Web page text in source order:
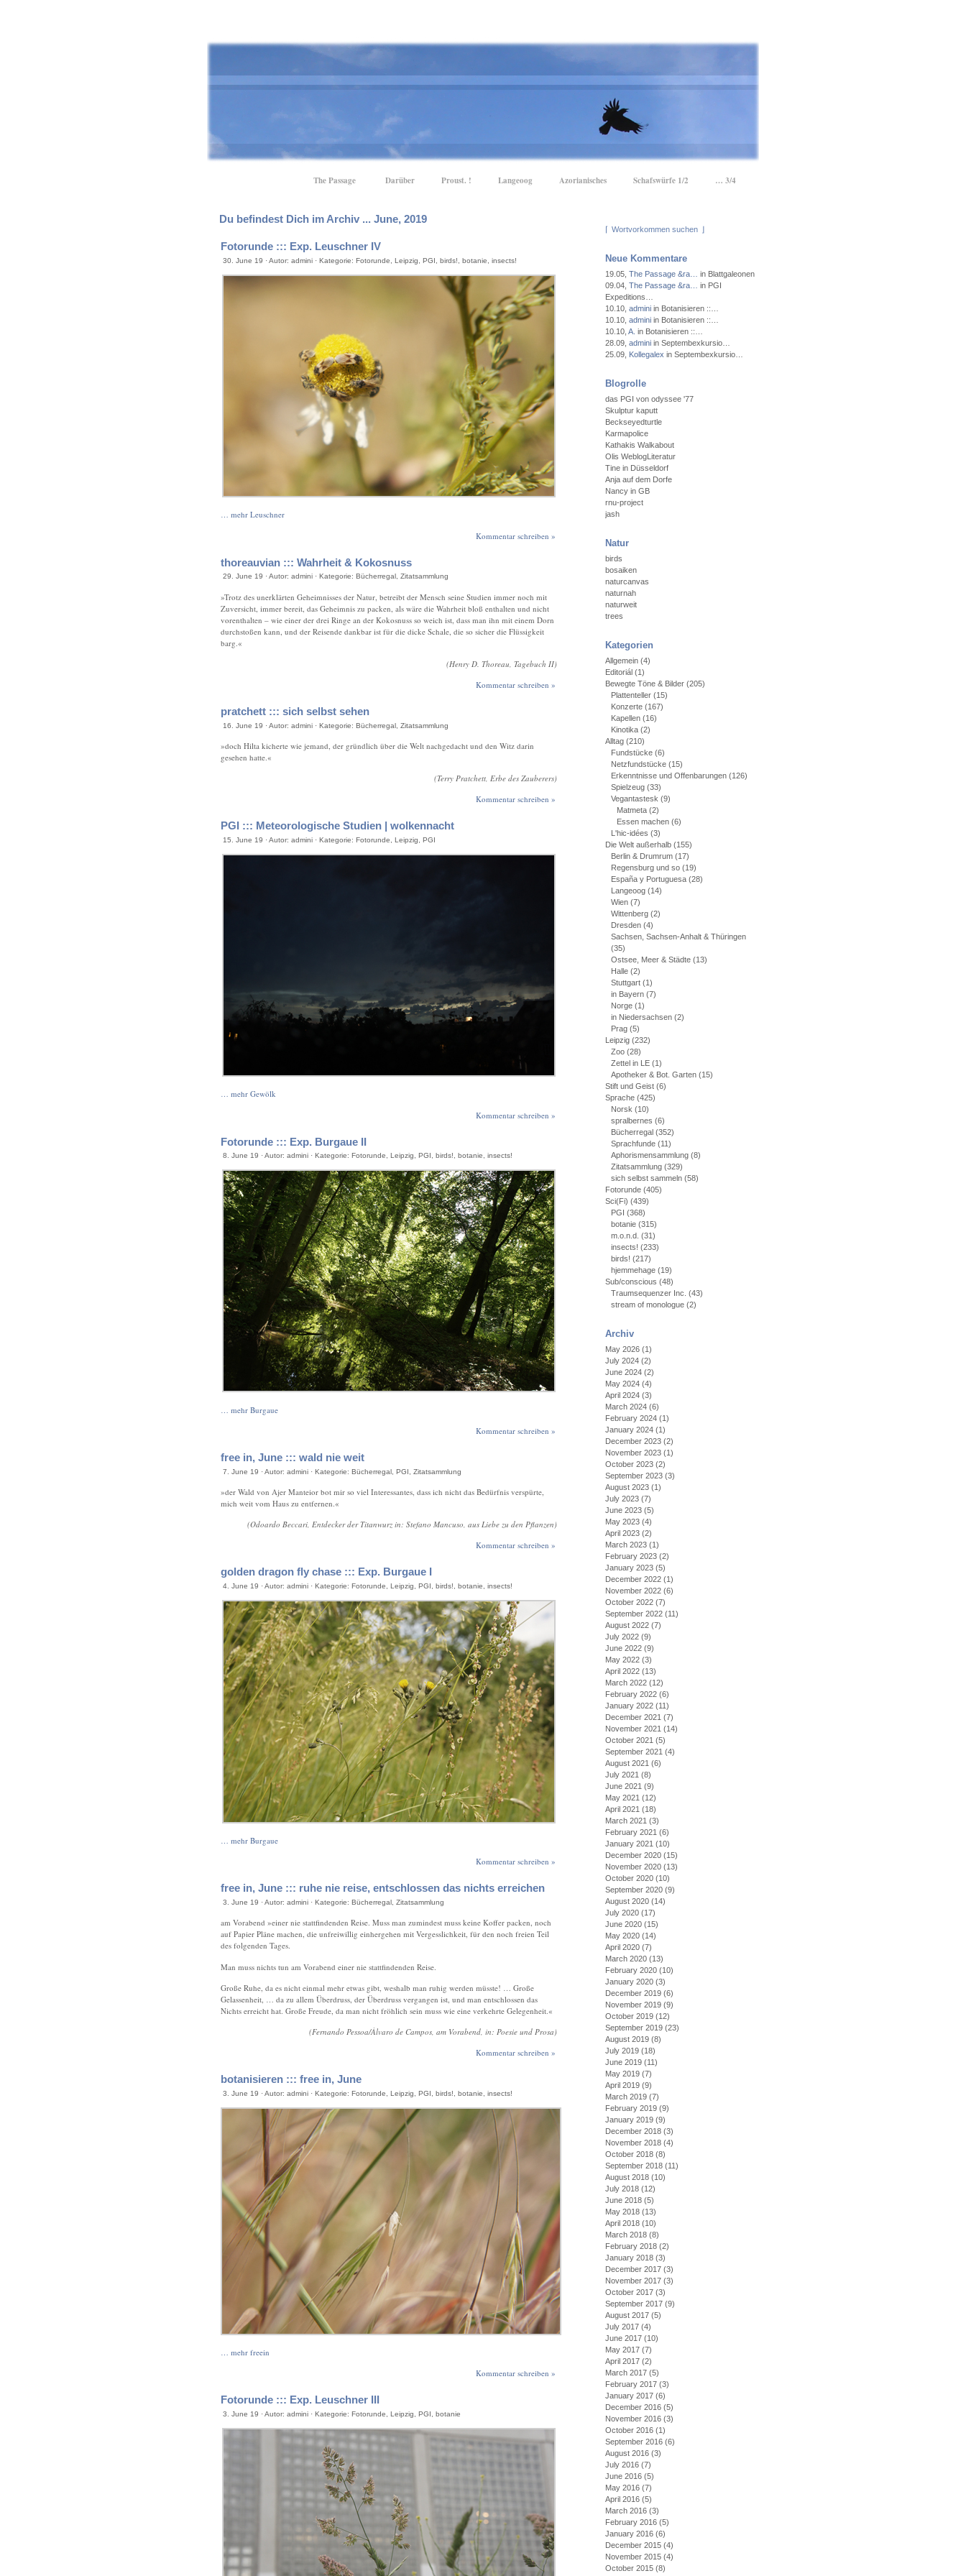
The Passage Darüber Proust. ! Langeoog Azorianisches Schafswürfe 1/2 … 3/4
Du befindest Dich im Archiv ... June, 2019
Fotorunde ::: Exp. Leuschner IV
30. June 19 · Autor: admini · Kategorie: Fotorunde, Leipzig, PGI, birds!, botanie, insects!
… mehr Leuschner
Kommentar schreiben »
thoreauvian ::: Wahrheit & Kokosnuss
29. June 19 · Autor: admini · Kategorie: Bücherregal , Zitatsammlung
»Trotz des unerklärten Geheimnisses der Natur, betreibt der Mensch seine Studien immer noch mit
Zuversicht, immer bereit, das Geheimnis zu packen, als wäre die Wahrheit bloß enthalten und nicht
vorenthalten – wie einer der drei Ringe an der Kokosnuss so weich ist, dass man ihn mit einem Dorn
durchstoßen kann, und der Reisende dankbar ist für die dicke Schale, die so sicher die Flüssigkeit
barg.«
(Henry D. Thoreau, Tagebuch II)
Kommentar schreiben »
pratchett ::: sich selbst sehen
16. June 19 · Autor: admini · Kategorie: Bücherregal Zitatsammlung
»doch Hilta kicherte wie jemand, der gründlich über die Welt nachgedacht und den Witz darin
gesehen hatte.«
(Terry Pratchett, Erbe des Zauberers)
Kommentar schreiben »
PGI ::: Meteorologische Studien | wolkennacht
15. June 19 · Autor: admini · Kategorie: Fotorunde, Leipzig, PGI
… mehr Gewölk
Kommentar schreiben »
Fotorunde ::: Exp. Burgaue II
8. June 19 · Autor: admini · Kategorie: Fotorunde, Leipzig, PGI , birds!, botanie, insects!
… mehr Burgaue
Kommentar schreiben »
free in, June ::: wald nie weit
7. June 19 · Autor: admini · Kategorie: Bücherregal PGI Zitatsammlung
»der Wald von Ajer Manteior bot mir so viel Interessantes, dass ich nicht das Bedürfnis verspürte,
mich weit vom Haus zu entfernen.«
(Odoardo Beccari, Entdecker der Titanwurz in: Stefano Mancuso, aus Liebe zu den Pflanzen)
Kommentar schreiben »
golden dragon fly chase ::: Exp. Burgaue I
4. June 19 · Autor: admini · Kategorie: Fotorunde Leipzig PGI birds! botanie insects!
… mehr Burgaue
Kommentar schreiben »
free in, June ::: ruhe nie reise, entschlossen das nichts erreichen
3. June 19 · Autor: admini · Kategorie: Bücherregal Zitatsammlung
am Vorabend »einer nie stattfindenden Reise. Muss man zumindest muss keine Koffer packen, noch
auf Papier Pläne machen, die unfreiwillig einhergehen mit Vergesslichkeit, für den noch freien Teil
des folgenden Tages.
Man muss nichts tun am Vorabend einer nie stattfindenden Reise.
Große Ruhe, da es nicht einmal mehr etwas gibt, weshalb man ruhig werden müsste! … Große
Gelassenheit, … da zu allem Überdruss, der Überdruss vergangen ist, und man entschlossen das
Nichts erreicht hat. Große Freude, da man nicht fröhlich sein muss wie eine verkehrte Gelegenheit.«
(Fernando Pessoa/Àlvaro de Campos, am Vorabend, in: Poesie und Prosa)
Kommentar schreiben »
botanisieren ::: free in, June
3. June 19 · Autor: admini · Kategorie: Fotorunde Leipzig PGI birds! botanie insects!
… mehr freein
Kommentar schreiben »
Fotorunde ::: Exp. Leuschner III
3. June 19 · Autor: admini · Kategorie: Fotorunde Leipzig PGI botanie
⌈ ⌋
Neue Kommentare
19.05 The Passage &ra…
in Blattgaleonen
09.04 The Passage &ra…
in PGI
Expeditions…
10.10 admini in Botanisieren ::…
10.10 admini in Botanisieren ::…
10.10 A. in Botanisieren ::…
28.09 admini in Septembexkursio…
25.09 Kollegalex in Septembexkursio…
Blogrolle
das PGI von odyssee '77
Skulptur kaputt
Beckseyedturtle
Karmapolice
Kathakis Walkabout
Olis WeblogLiteratur
Tine in Düsseldorf
Anja auf dem Dorfe
Nancy in GB
rnu-project
jash
Natur
birds
bosaiken
naturcanvas
naturnah
naturweit
trees
Kategorien
Allgemein (4)
Editoriál (1)
Bewegte Töne & Bilder (205)
Plattenteller (15)
Konzerte (167)
Kapellen (16)
Kinotika (2)
Alltag (210)
Fundstücke (6)
Netzfundstücke (15)
Erkenntnisse und Offenbarungen (126)
Spielzeug (33)
Vegantastesk (9)
Matmeta (2)
Essen machen (6)
L'hic-idées (3)
Die Welt außerhalb (155)
Berlin & Drumrum (17)
Regensburg und so (19)
España y Portuguesa (28)
Langeoog (14)
Wien (7)
Wittenberg (2)
Dresden (4)
Sachsen, Sachsen-Anhalt & Thüringen
(35)
Ostsee, Meer & Städte (13)
Halle (2)
Stuttgart (1)
in Bayern (7)
Norge (1)
in Niedersachsen (2)
Prag (5)
Leipzig (232)
Zoo (28)
Zettel in LE (1)
Apotheker & Bot. Garten (15)
Stift und Geist (6)
Sprache (425)
Norsk (10)
spralbernes (6)
Bücherregal (352)
Sprachfunde (11)
Aphorismensammlung (8)
Zitatsammlung (329)
sich selbst sammeln (58)
Fotorunde (405)
Sci(Fi) (439)
PGI (368)
botanie (315)
m.o.n.d. (31)
insects! (233)
birds! (217)
hjemmehage (19)
Sub/conscious (48)
Traumsequenzer Inc. (43)
stream of monologue (2)
Archiv
May 2026 (1)
July 2024 (2)
June 2024 (2)
May 2024 (4)
April 2024 (3)
March 2024 (6)
February 2024 (1)
January 2024 (1)
December 2023 (2)
November 2023 (1)
October 2023 (2)
September 2023 (3)
August 2023 (1)
July 2023 (7)
June 2023 (5)
May 2023 (4)
April 2023 (2)
March 2023 (1)
February 2023 (2)
January 2023 (5)
December 2022 (1)
November 2022 (6)
October 2022 (7)
September 2022 (11)
August 2022 (7)
July 2022 (9)
June 2022 (9)
May 2022 (3)
April 2022 (13)
March 2022 (12)
February 2022 (6)
January 2022 (11)
December 2021 (7)
November 2021 (14)
October 2021 (5)
September 2021 (4)
August 2021 (6)
July 2021 (8)
June 2021 (9)
May 2021 (12)
April 2021 (18)
March 2021 (3)
February 2021 (6)
January 2021 (10)
December 2020 (15)
November 2020 (13)
October 2020 (10)
September 2020 (9)
August 2020 (14)
July 2020 (17)
June 2020 (15)
May 2020 (14)
April 2020 (7)
March 2020 (13)
February 2020 (10)
January 2020 (3)
December 2019 (6)
November 2019 (9)
October 2019 (12)
September 2019 (23)
August 2019 (8)
July 2019 (18)
June 2019 (11)
May 2019 (7)
April 2019 (9)
March 2019 (7)
February 2019 (9)
January 2019 (9)
December 2018 (3)
November 2018 (4)
October 2018 (8)
September 2018 (11)
August 2018 (10)
July 2018 (12)
June 2018 (5)
May 2018 (13)
April 2018 (10)
March 2018 (8)
February 2018 (2)
January 2018 (3)
December 2017 (3)
November 2017 (3)
October 2017 (3)
September 2017 (9)
August 2017 (5)
July 2017 (4)
June 2017 (10)
May 2017 (7)
April 2017 (2)
March 2017 (5)
February 2017 (3)
January 2017 (6)
December 2016 (5)
November 2016 (3)
October 2016 (1)
September 2016 (6)
August 2016 (3)
July 2016 (7)
June 2016 (5)
May 2016 (7)
April 2016 (5)
March 2016 (3)
February 2016 (5)
January 2016 (6)
December 2015 (4)
November 2015 (4)
October 2015 (8)